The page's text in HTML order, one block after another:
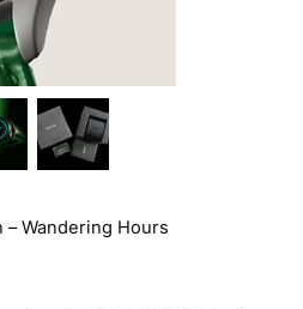
– Wandering Hours